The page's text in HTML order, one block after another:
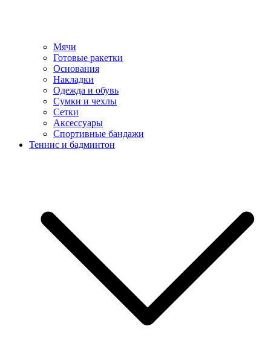
Мячи
Готовые ракетки
Основания
Накладки
Одежда и обувь
Сумки и чехлы
Сетки
Аксессуары
Спортивные бандажи
Теннис и бадминтон